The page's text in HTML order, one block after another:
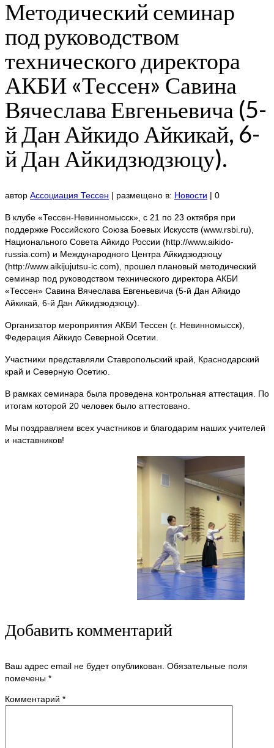
Методический семинар
под руководством
технического директора
АКБИ «Тессен» Савина
Вячеслава Евгеньевича (5-
й Дан Айкидо Айкикай, 6-
й Дан Айкидзюдзюцу).
автор Ассоциация Тессен | размещено в: Новости | 0
В клубе «Тессен-Невинномысск», с 21 по 23 октября при
поддержке Российского Союза Боевых Искусств (www.rsbi.ru),
Национального Совета Айкидо России (http://www.aikido-
russia.com) и Международного Центра Айкидзюдзюцу
(http://www.aikijujutsu-ic.com), прошел плановый методический
семинар под руководством технического директора АКБИ
«Тессен» Савина Вячеслава Евгеньевича (5-й Дан Айкидо
Айкикай, 6-й Дан Айкидзюдзюцу).
Организатор мероприятия АКБИ Тессен (г. Невинномысск),
Федерация Айкидо Северной Осетии.
Участники представляли Ставропольский край, Краснодарский
край и Северную Осетию.
В рамках семинара была проведена контрольная аттестация. По
итогам которой 20 человек было аттестовано.
Мы поздравляем всех участников и благодарим наших учителей
и наставников!
Добавить комментарий
Ваш адрес email не будет опубликован. Обязательные поля
помечены *
Комментарий *